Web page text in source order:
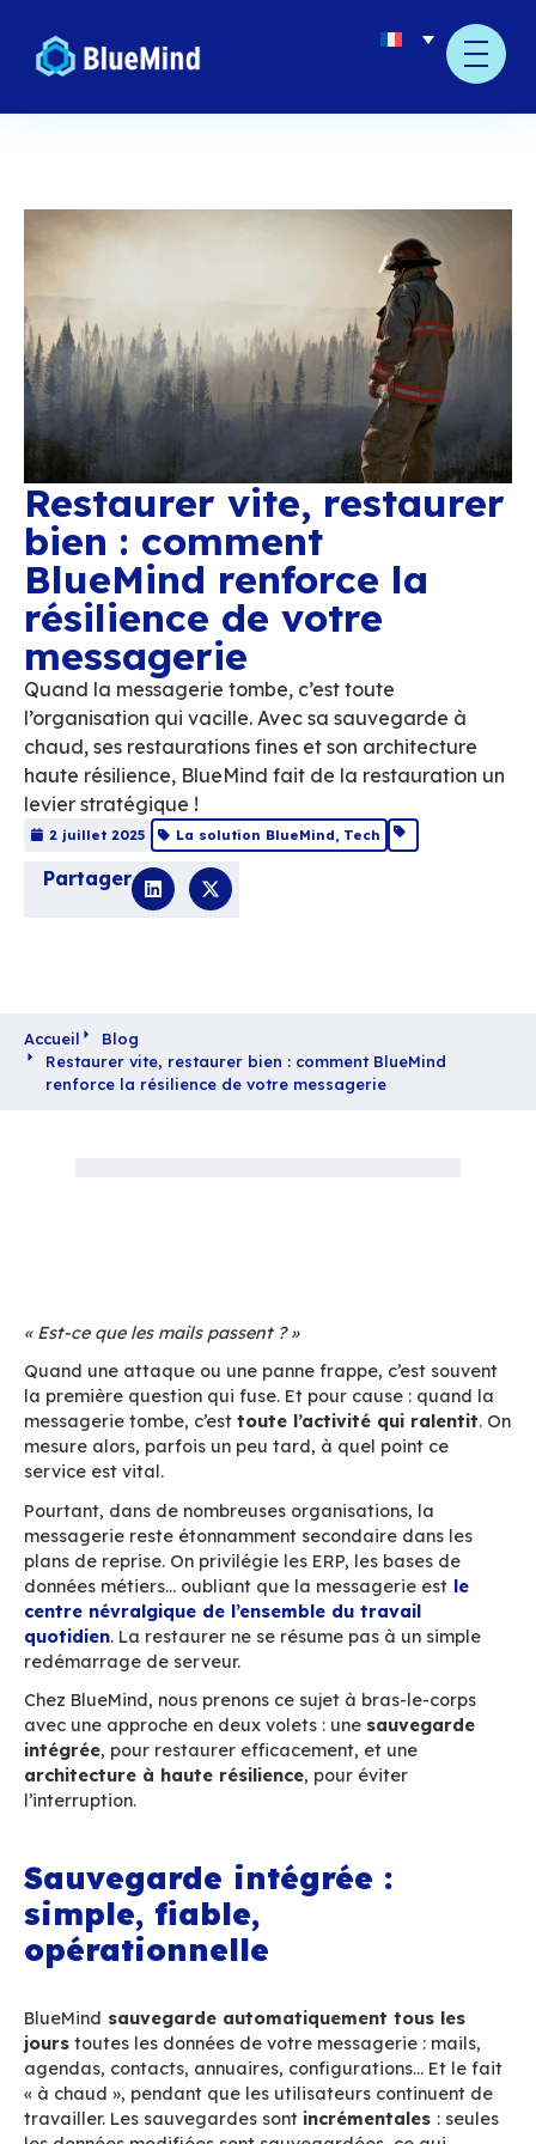
Restaurer vite,
bien : comment
BlueMind renforce la
résilience de votre
messagerie
Quand la messagerie tombe, c’est toute
l’organisation qui vacille. Avec sa
2 juillet 2025
Partager
Restaurer vite, restaurer bien : comment
« Est-ce que les mails passent ? »
Quand une attaque ou une panne frappe,
la première question qui fuse. Et pour cause :
messagerie tombe, c’esttoute l’activité qui
mesure alors, parfois un peu tard, à quel point
Pourtant, dans de nombreuses organisations,
messagerie reste étonnamment secondaire
plans de reprise. On privilégie les ERP, les
centre névralgique de l’ensemble du travail
quotidien. La restaurer ne se résume pas à un
redémarrage de serveur.
Chez BlueMind, nous prenons ce sujet à bras-